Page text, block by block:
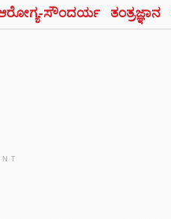
ಸೌಂದರ್ಯ ತಂತ್ರಜ್ಞಾನ